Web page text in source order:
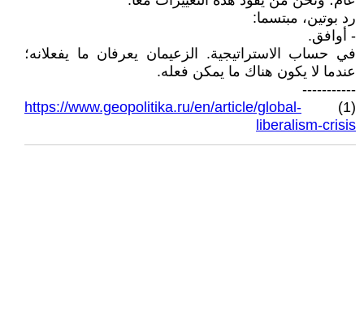
رد بوتين، مبتسما:
- أوافق.
في حساب الاستراتيجية. الزعيمان يعرفان ما يفعلانه؛
عندما لا يكون هناك ما يمكن فعله.
-----------
(1)
https://www.geopolitika.ru/en/article/global-
liberalism-crisis